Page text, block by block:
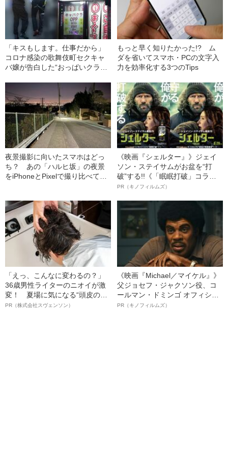
「キスもします。仕事だから」
コロナ感染の歌舞伎町セクキャ
バ嬢が告白した“おっぱいクラス
もっと早く知りたかった!? ム
ダを省いてスマホ・PCの文字入
力を効率化する3つのTips
夜景撮影に向いたスマホはどっ
ち？ あの「ハルヒ坂」の夜景
をiPhoneとPixelで撮り比べてみ
《映画『シェルター』》ジェイ
ソン・ステイサムがお盆を“打
破”する!!《「眠眠打破」コラ
ボ》
PR（キノフィルムズ）
「えっ、こんなに変わるの？」
36歳男性ライターのニオイが激
変！ 夏場に気になる“頭皮のニ
オイ”や“ベタつき”を解消す
PR（株式会社スヴェンソン）
《映画『Michael／マイケル』》
父ジョセフ・ジャクソン役、コ
ールマン・ドミンゴ オフィシャ
ルインタビュー“観客を魅了した
PR（キノフィルムズ）